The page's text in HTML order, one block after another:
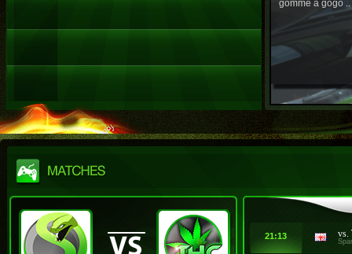
gomme a gogo ..
21:13 vs.